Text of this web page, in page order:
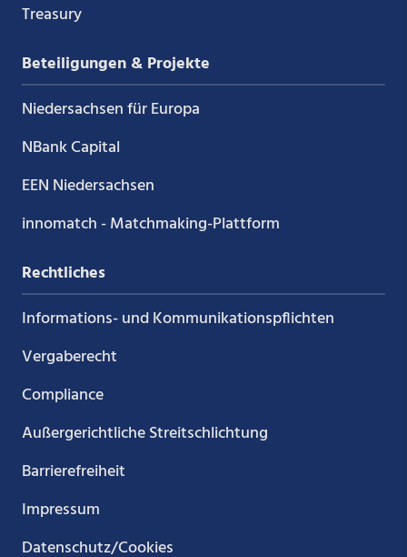
Treasury
Beteiligungen & Projekte
Niedersachsen für Europa
NBank Capital
EEN Niedersachsen
innomatch - Matchmaking-Plattform
Rechtliches
Informations- und Kommunikations­pflichten
Vergaberecht
Compliance
Außergerichtliche Streitschlichtung
Barrierefreiheit
Impressum
Datenschutz/Cookies